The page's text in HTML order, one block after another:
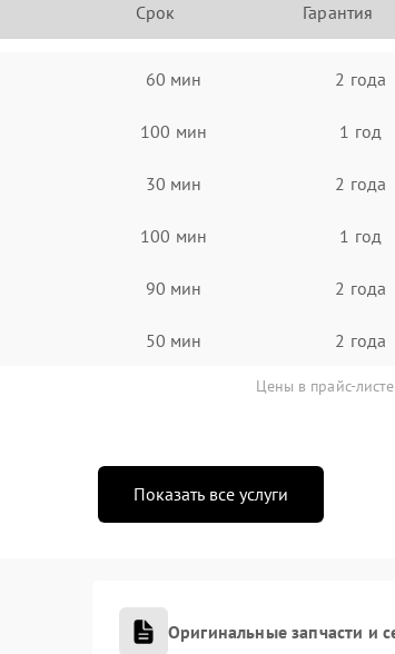
Срок Гарантия
60 мин 2 года
100 мин 1 год
30 мин 2 года
100 мин 1 год
90 мин 2 года
50 мин 2 года
Цены в прайс-
Показать все услуги
Оригинальные запчасти и